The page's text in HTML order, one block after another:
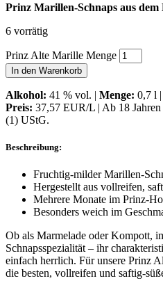
Prinz Marillen-Schnaps aus dem
6 vorrätig
Prinz Alte Marille Menge
In den Warenkorb
Alkohol: 41 % vol. | Menge: 0,7 l |
Preis: 37,57 EUR/L | Ab 18 Jahren
(1) UStG.
Beschreibung:
Fruchtig-milder Marillen-
Hergestellt aus vollreifen,
Mehrere Monate im Prinz-
Besonders weich im
Ob als Marmelade oder Kompott,
Schnapsspezialität – ihr
einfach herrlich. Für unsere Prinz
die besten, vollreifen und saftig-